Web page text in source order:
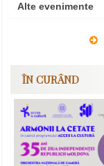
Alte evenimente
ÎN CURÂND